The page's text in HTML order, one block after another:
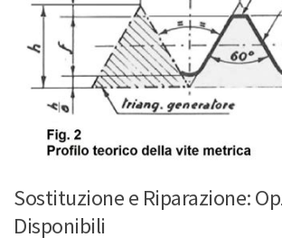
Sostituzione e Riparazione:
Disponibili